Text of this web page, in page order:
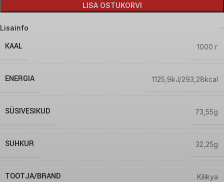
LISA OSTUKORVI
Lisainfo
KAAL 1000 г
ENERGIA 1125,9kJ/293,28kcal
SÜSIVESIKUD 73,55g
SUHKUR 32,25g
TOOTJA/BRAND Kilikya